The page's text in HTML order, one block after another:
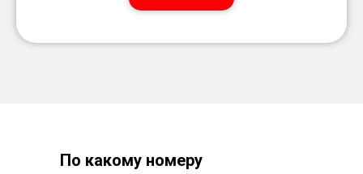
По какому номеру